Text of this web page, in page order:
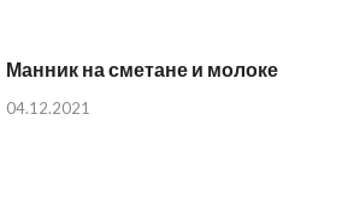
Манник на сметане и молоке
04.12.2021